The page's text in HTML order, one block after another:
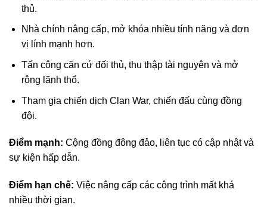
thủ.
Nhà chính nâng cấp, mở khóa nhiều tính năng và đơn
vị lính mạnh hơn.
Tấn công căn cứ đối thủ, thu thập tài nguyên và mở
rộng lãnh thổ.
Tham gia chiến dịch Clan War, chiến đấu cùng đồng
đội.
Điểm mạnh: Cộng đồng đông đảo, liên tục có cập nhật và
sự kiện hấp dẫn.
Điểm hạn chế: Việc nâng cấp các công trình mất khá
nhiều thời gian.